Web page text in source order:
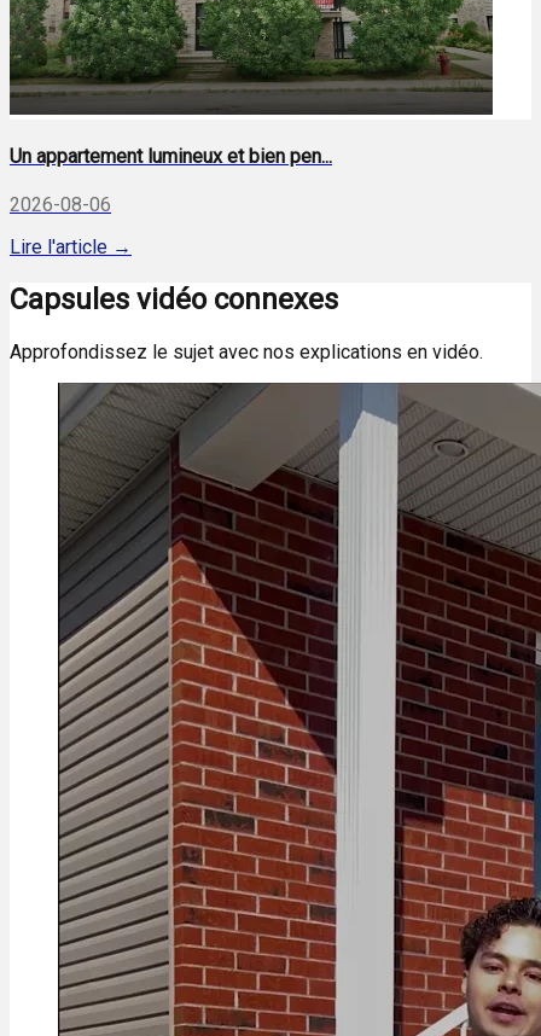
Un appartement lumineux et bien pen...
2026-08-06
Lire l'article →
Capsules vidéo connexes
Approfondissez le sujet avec nos explications en vidéo.